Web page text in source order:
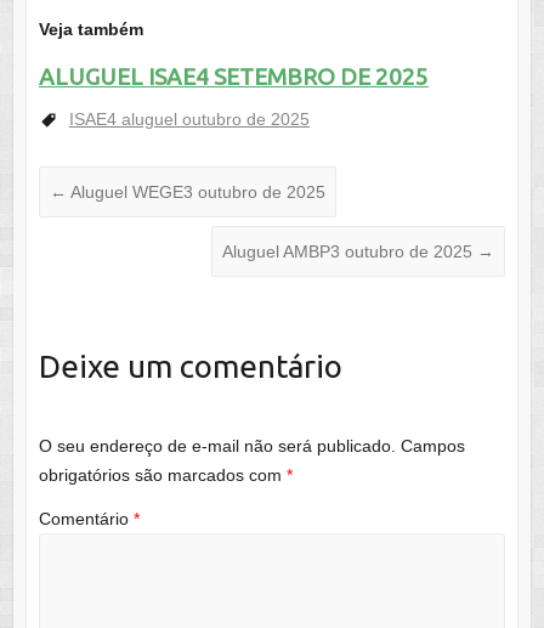
Veja também
ALUGUEL ISAE4 SETEMBRO DE 2025
ISAE4 aluguel outubro de 2025
← Aluguel WEGE3 outubro de 2025
Aluguel AMBP3 outubro de 2025 →
Deixe um comentário
O seu endereço de e-mail não será publicado. Campos
obrigatórios são marcados com *
Comentário *